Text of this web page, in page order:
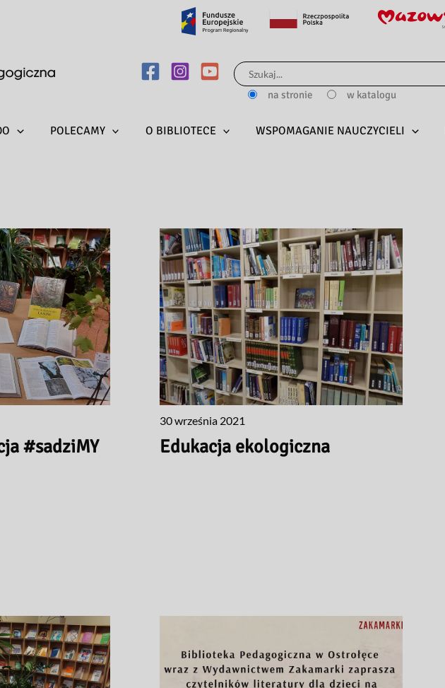
Szukaj
dla:
na stronie w katalogu
POLECAMY O BIBLIOTECE WSPOMAGANIE NAUCZYCIELI
#sadziMY
30 września 2021
Edukacja ekologiczna